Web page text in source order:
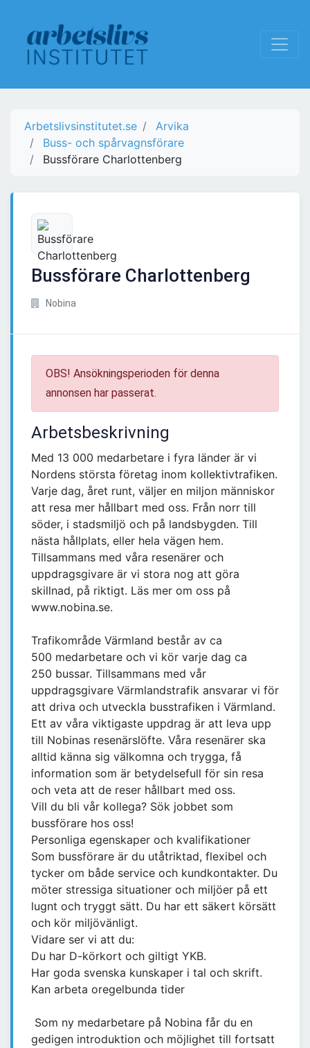
Arbetslivsinstitutet.se
Arvika
Buss- och spårvagnsförare
Bussförare Charlottenberg
Bussförare Charlottenberg
Nobina
OBS! Ansökningsperioden för denna
annonsen har passerat.
Arbetsbeskrivning
Med 13 000 medarbetare i fyra länder är vi
Nordens största företag inom kollektivtrafiken.
Varje dag, året runt, väljer en miljon människor
att resa mer hållbart med oss. Från norr till
söder, i stadsmiljö och på landsbygden. Till
nästa hållplats, eller hela vägen hem.
Tillsammans med våra resenärer och
uppdragsgivare är vi stora nog att göra
skillnad, på riktigt. Läs mer om oss på
www.nobina.se.
Trafikområde Värmland består av ca
500 medarbetare och vi kör varje dag ca
250 bussar. Tillsammans med vår
uppdragsgivare Värmlandstrafik ansvarar vi för
att driva och utveckla busstrafiken i Värmland.
Ett av våra viktigaste uppdrag är att leva upp
till Nobinas resenärslöfte. Våra resenärer ska
alltid känna sig välkomna och trygga, få
information som är betydelsefull för sin resa
och veta att de reser hållbart med oss.
Vill du bli vår kollega? Sök jobbet som
bussförare hos oss!
Personliga egenskaper och kvalifikationer
Som bussförare är du utåtriktad, flexibel och
tycker om både service och kundkontakter. Du
möter stressiga situationer och miljöer på ett
lugnt och tryggt sätt. Du har ett säkert körsätt
och kör miljövänligt.
Vidare ser vi att du:
Du har D-körkort och giltigt YKB.
Har goda svenska kunskaper i tal och skrift.
Kan arbeta oregelbunda tider
Som ny medarbetare på Nobina får du en
gedigen introduktion och möjlighet till fortsatt